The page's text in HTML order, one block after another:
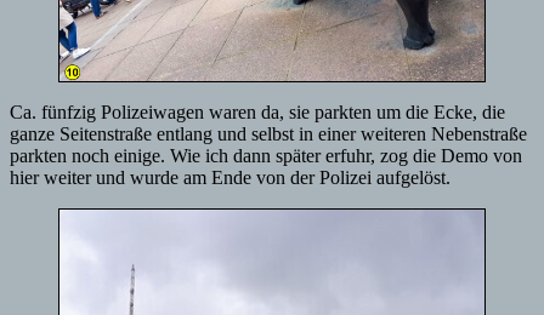
Ca. fünfzig Polizeiwagen waren da, sie parkten um die Ecke, die
ganze Seitenstraße entlang und selbst in einer weiteren Nebenstraße
parkten noch einige. Wie ich dann später erfuhr, zog die Demo von
hier weiter und wurde am Ende von der Polizei aufgelöst.